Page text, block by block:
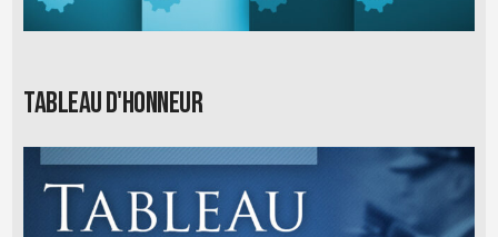
Tableau d'honneur